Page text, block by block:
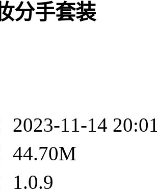
分手套装
2023-11-14
44.70M
1.0.9